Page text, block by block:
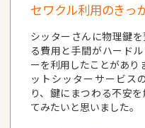
セワクル利用のきっ
シッターさんに物理鍵
る費用と手間がハード
ーを利用したことがあ
ットシッターサービス
り、鍵にまつわる不安
てみたいと思いました。